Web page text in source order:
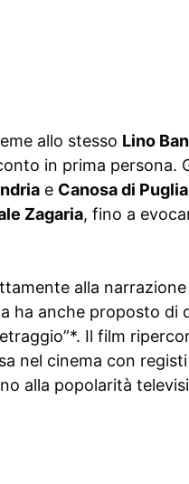
allo stesso Lino
in prima persona.
e Canosa di Puglia
Zagaria, fino a
alla
ha anche proposto di
Il film
nel cinema con
alla popolarità